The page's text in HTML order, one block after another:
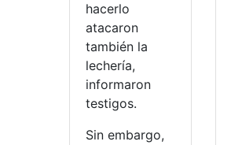
hacerlo
atacaron
también la
lechería,
informaron
testigos.
Sin embargo,